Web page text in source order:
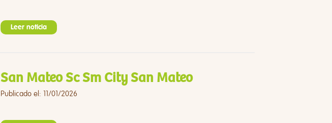
Leer noticia
San Mateo Sc Sm City San Mateo
Publicado el: 11/01/2026